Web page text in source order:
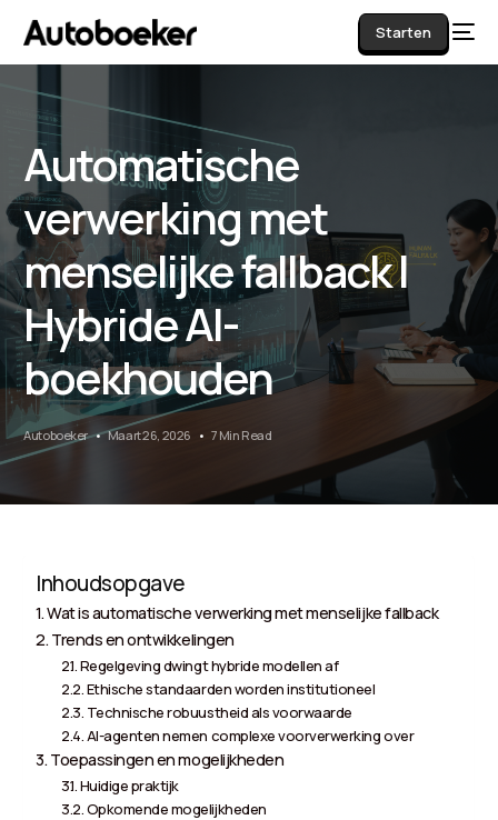
Starten
Automatische
verwerking met
menselijke fallback |
Hybride AI-
boekhouden
Autoboeker Maart 26, 2026 7 Min Read
Inhoudsopgave
Wat is automatische verwerking met menselijke fallback
Trends en ontwikkelingen
Regelgeving dwingt hybride modellen af
Ethische standaarden worden institutioneel
Technische robuustheid als voorwaarde
AI-agenten nemen complexe voorverwerking over
Toepassingen en mogelijkheden
Huidige praktijk
Opkomende mogelijkheden
AI